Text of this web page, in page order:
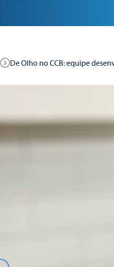
De Olho no CCB: equipe